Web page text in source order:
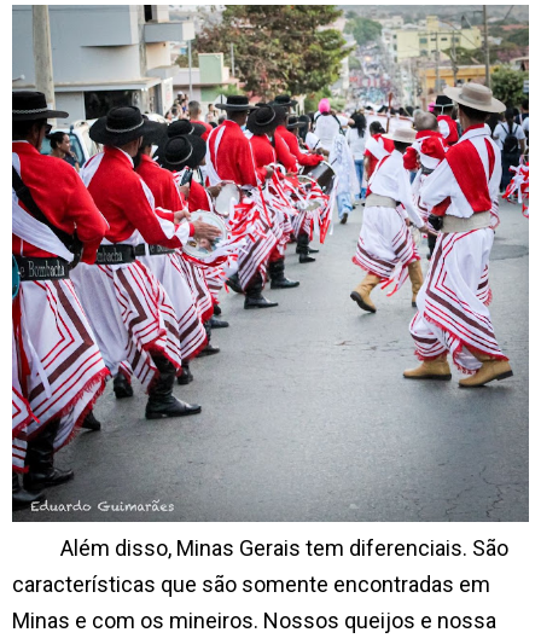
Além disso, Minas Gerais tem diferenciais. São
características que são somente encontradas em
Minas e com os mineiros. Nossos queijos e nossa